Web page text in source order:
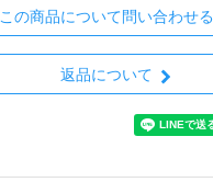
この商品について問い合わせる
返品について